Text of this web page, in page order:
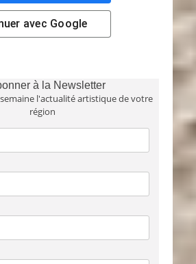
avec Google
à la Newsletter
semaine l'actualité artistique de votre
région